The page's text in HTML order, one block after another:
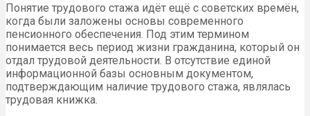
Понятие трудового стажа идёт ещё с советских времён,
когда были заложены основы современного
пенсионного обеспечения. Под этим термином
понимается весь период жизни гражданина, который он
отдал трудовой деятельности. В отсутствие единой
информационной базы основным документом,
подтверждающим наличие трудового стажа, являлась
трудовая книжка.